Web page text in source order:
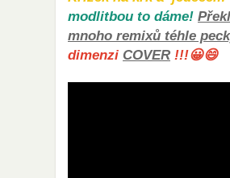
modlitbou to dáme!
mnoho remixů téhle
dimenzi COVER !!!😀😄